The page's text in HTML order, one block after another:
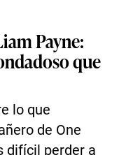
Payne:
que
lo que
de One
difícil perder a